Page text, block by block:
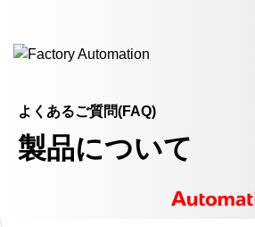
よくあるご質問(FAQ)
製品について